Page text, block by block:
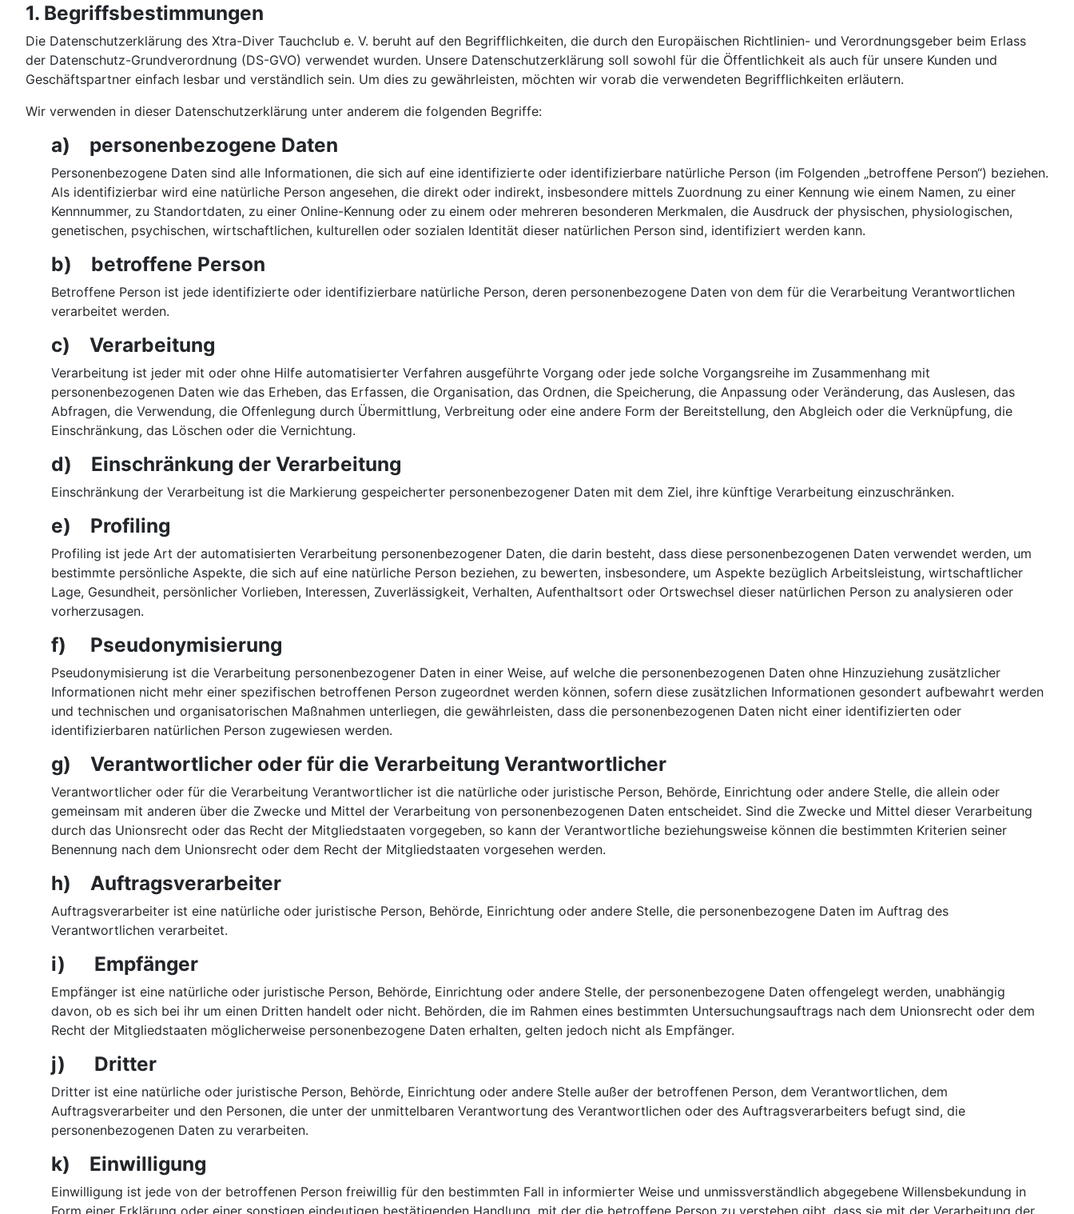
1. Begriffsbestimmungen
Die Datenschutzerklärung des Xtra-Diver Tauchclub e. V. beruht auf den Begrifflichkeiten, die durch den Europäischen Richtlinien- und Verordnungsgeber beim Erlass
der Datenschutz-Grundverordnung (DS-GVO) verwendet wurden. Unsere Datenschutzerklärung soll sowohl für die Öffentlichkeit als auch für unsere Kunden und
Geschäftspartner einfach lesbar und verständlich sein. Um dies zu gewährleisten, möchten wir vorab die verwendeten Begrifflichkeiten erläutern.
Wir verwenden in dieser Datenschutzerklärung unter anderem die folgenden Begriffe:
a) personenbezogene Daten
Personenbezogene Daten sind alle Informationen, die sich auf eine identifizierte oder identifizierbare natürliche Person (im Folgenden „betroffene Person“) beziehen.
Als identifizierbar wird eine natürliche Person angesehen, die direkt oder indirekt, insbesondere mittels Zuordnung zu einer Kennung wie einem Namen, zu einer
Kennnummer, zu Standortdaten, zu einer Online-Kennung oder zu einem oder mehreren besonderen Merkmalen, die Ausdruck der physischen, physiologischen,
genetischen, psychischen, wirtschaftlichen, kulturellen oder sozialen Identität dieser natürlichen Person sind, identifiziert werden kann.
b) betroffene Person
Betroffene Person ist jede identifizierte oder identifizierbare natürliche Person, deren personenbezogene Daten von dem für die Verarbeitung Verantwortlichen
verarbeitet werden.
c) Verarbeitung
Verarbeitung ist jeder mit oder ohne Hilfe automatisierter Verfahren ausgeführte Vorgang oder jede solche Vorgangsreihe im Zusammenhang mit
personenbezogenen Daten wie das Erheben, das Erfassen, die Organisation, das Ordnen, die Speicherung, die Anpassung oder Veränderung, das Auslesen, das
Abfragen, die Verwendung, die Offenlegung durch Übermittlung, Verbreitung oder eine andere Form der Bereitstellung, den Abgleich oder die Verknüpfung, die
Einschränkung, das Löschen oder die Vernichtung.
d) Einschränkung der Verarbeitung
Einschränkung der Verarbeitung ist die Markierung gespeicherter personenbezogener Daten mit dem Ziel, ihre künftige Verarbeitung einzuschränken.
e) Profiling
Profiling ist jede Art der automatisierten Verarbeitung personenbezogener Daten, die darin besteht, dass diese personenbezogenen Daten verwendet werden, um
bestimmte persönliche Aspekte, die sich auf eine natürliche Person beziehen, zu bewerten, insbesondere, um Aspekte bezüglich Arbeitsleistung, wirtschaftlicher
Lage, Gesundheit, persönlicher Vorlieben, Interessen, Zuverlässigkeit, Verhalten, Aufenthaltsort oder Ortswechsel dieser natürlichen Person zu analysieren oder
vorherzusagen.
f) Pseudonymisierung
Pseudonymisierung ist die Verarbeitung personenbezogener Daten in einer Weise, auf welche die personenbezogenen Daten ohne Hinzuziehung zusätzlicher
Informationen nicht mehr einer spezifischen betroffenen Person zugeordnet werden können, sofern diese zusätzlichen Informationen gesondert aufbewahrt werden
und technischen und organisatorischen Maßnahmen unterliegen, die gewährleisten, dass die personenbezogenen Daten nicht einer identifizierten oder
identifizierbaren natürlichen Person zugewiesen werden.
g) Verantwortlicher oder für die Verarbeitung Verantwortlicher
Verantwortlicher oder für die Verarbeitung Verantwortlicher ist die natürliche oder juristische Person, Behörde, Einrichtung oder andere Stelle, die allein oder
gemeinsam mit anderen über die Zwecke und Mittel der Verarbeitung von personenbezogenen Daten entscheidet. Sind die Zwecke und Mittel dieser Verarbeitung
durch das Unionsrecht oder das Recht der Mitgliedstaaten vorgegeben, so kann der Verantwortliche beziehungsweise können die bestimmten Kriterien seiner
Benennung nach dem Unionsrecht oder dem Recht der Mitgliedstaaten vorgesehen werden.
h) Auftragsverarbeiter
Auftragsverarbeiter ist eine natürliche oder juristische Person, Behörde, Einrichtung oder andere Stelle, die personenbezogene Daten im Auftrag des
Verantwortlichen verarbeitet.
i) Empfänger
Empfänger ist eine natürliche oder juristische Person, Behörde, Einrichtung oder andere Stelle, der personenbezogene Daten offengelegt werden, unabhängig
davon, ob es sich bei ihr um einen Dritten handelt oder nicht. Behörden, die im Rahmen eines bestimmten Untersuchungsauftrags nach dem Unionsrecht oder dem
Recht der Mitgliedstaaten möglicherweise personenbezogene Daten erhalten, gelten jedoch nicht als Empfänger.
j) Dritter
Dritter ist eine natürliche oder juristische Person, Behörde, Einrichtung oder andere Stelle außer der betroffenen Person, dem Verantwortlichen, dem
Auftragsverarbeiter und den Personen, die unter der unmittelbaren Verantwortung des Verantwortlichen oder des Auftragsverarbeiters befugt sind, die
personenbezogenen Daten zu verarbeiten.
k) Einwilligung
Einwilligung ist jede von der betroffenen Person freiwillig für den bestimmten Fall in informierter Weise und unmissverständlich abgegebene Willensbekundung in